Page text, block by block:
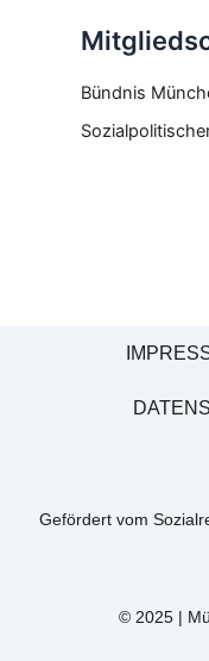
Bündnis
Gefördert vom
© 2025 |